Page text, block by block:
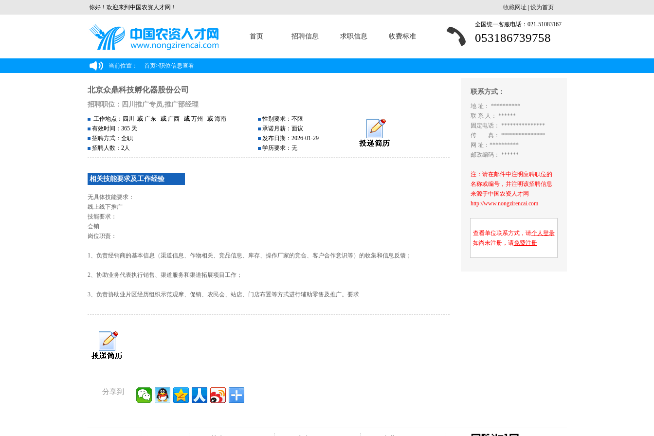
你好！欢迎来到中国农资人才网！ 收藏网址 设为首页
首页 招聘信息 求职信息 收费标准
全国统一客服电话：021-51083167
053186739758
当前位置： 首页>职位信息查看
北京众鼎科技孵化器股份公司
招聘职位：四川推广专员,推广部经理
工作地点：四川 或广东 或广西 或万州 或海南
有效时间：365 天
招聘方式：全职
招聘人数：2人
性别要求：不限
承诺月薪：面议
发布日期：2026-01-29
学历要求：无
相关技能要求及工作经验
无具体技能要求：
线上线下推广
技能要求：
会销
岗位职责：
1、负责经销商的基本信息（渠道信息、作物相关、竞品信息、库存、操作厂家的竞合、客户合作意识等）的收集和信息反馈；
2、协助业务代表执行销售、渠道服务和渠道拓展项目工作；
3、负责协助业片区经历组织示范观摩、促销、农民会、站店、门店布置等方式进行辅助零售及推广。要求
分享到
联系方式：
地 址： **********
联 系 人： ******
固定电话： ***************
传 真： ***************
网 址：**********
邮政编码： ******
注：请在邮件中注明应聘职位的
名称或编号，并注明该招聘信息
来源于中国农资人才网
http://www.nongzirencai.com
查看单位联系方式，请个人登录
如尚未注册，请免费注册